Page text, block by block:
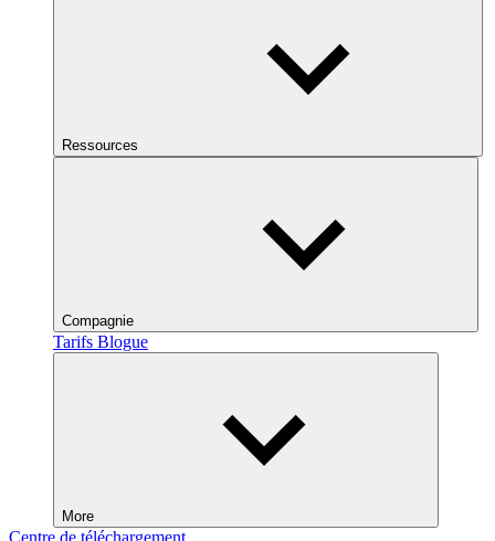
Ressources
Compagnie
Tarifs Blogue
More
Centre de téléchargement